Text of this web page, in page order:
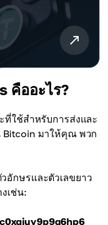
คืออะไร?
ที่ใช้สำหรับการส่งและ
Bitcoin มาให้คุณ พวก
อักษรและตัวเลขยาว
เช่น: